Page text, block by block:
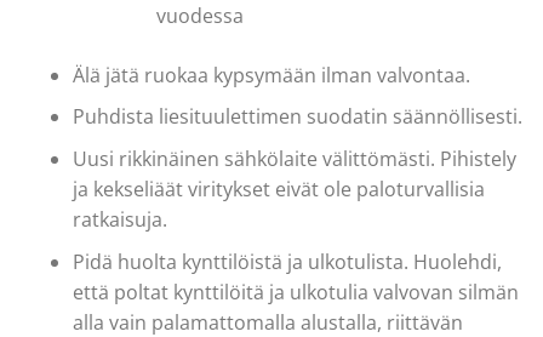
vuodessa
Älä jätä ruokaa kypsymään ilman valvontaa.
Puhdista liesituulettimen suodatin säännöllisesti.
Uusi rikkinäinen sähkölaite välittömästi. Pihistely
ja kekseliäät viritykset eivät ole paloturvallisia
ratkaisuja.
Pidä huolta kynttilöistä ja ulkotulista. Huolehdi,
että poltat kynttilöitä ja ulkotulia valvovan silmän
alla vain palamattomalla alustalla, riittävän